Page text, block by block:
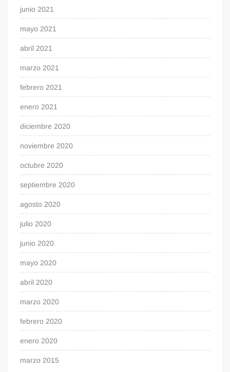
junio 2021
mayo 2021
abril 2021
marzo 2021
febrero 2021
enero 2021
diciembre 2020
noviembre 2020
octubre 2020
septiembre 2020
agosto 2020
julio 2020
junio 2020
mayo 2020
abril 2020
marzo 2020
febrero 2020
enero 2020
marzo 2015